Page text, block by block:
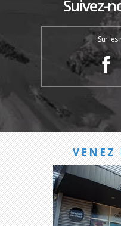
Suivez-
Sur
VENEZ